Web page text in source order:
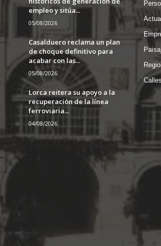
empleo y sitúa...
05/08/2026
Casalduero reclama un plan
de choque definitivo para
acabar con las...
05/08/2026
Lorca reitera su apoyo a la
recuperación de la línea
ferroviaria...
04/08/2026